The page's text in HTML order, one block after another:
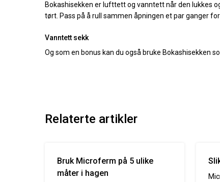
Bokashisekken er lufttett og vanntett når den lukkes
tørt. Pass på å rull sammen åpningen et par ganger
Vanntett sekk
Og som en bonus kan du også bruke Bokashisekken
Relaterte artikler
Bruk Microferm på 5 ulike
måter i hagen